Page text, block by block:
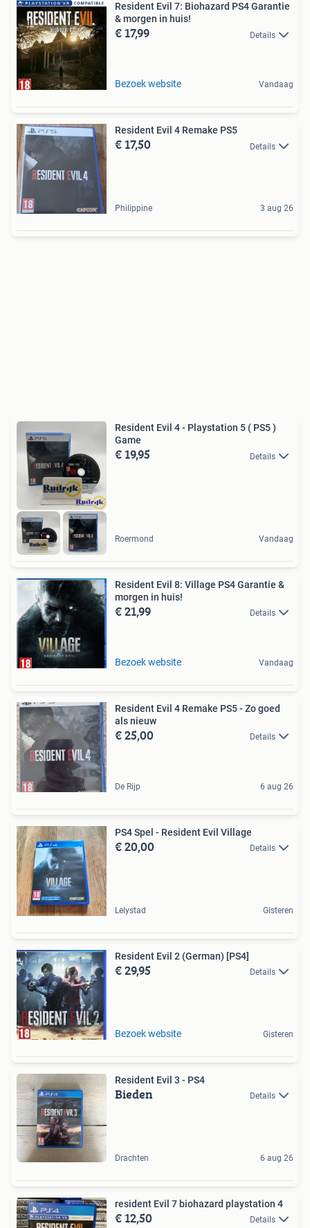
Resident Evil 7: Biohazard PS4 Garantie
& morgen in huis!
€ 17,99 Details
Bezoek website Vandaag
Resident Evil 4 Remake PS5
€ 17,50 Details
Philippine 3 aug 26
Resident Evil 4 - Playstation 5 ( PS5 )
Game
€ 19,95 Details
Roermond Vandaag
Resident Evil 8: Village PS4 Garantie &
morgen in huis!
€ 21,99 Details
Bezoek website Vandaag
Resident Evil 4 Remake PS5 - Zo goed
als nieuw
€ 25,00 Details
De Rijp 6 aug 26
PS4 Spel - Resident Evil Village
€ 20,00 Details
Lelystad Gisteren
Resident Evil 2 (German) [PS4]
€ 29,95 Details
Bezoek website Gisteren
Resident Evil 3 - PS4
Bieden Details
Drachten 6 aug 26
resident Evil 7 biohazard playstation 4
€ 12,50 Details